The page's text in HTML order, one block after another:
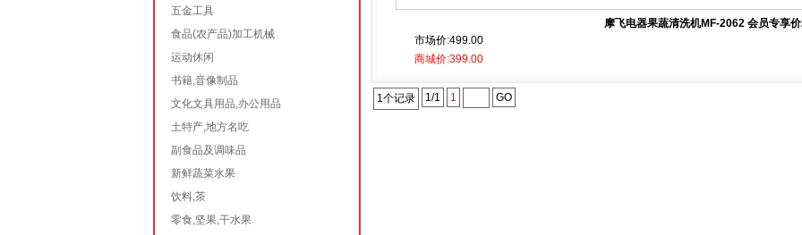
五金工具
食品(农产品)加工机械
运动休闲
书籍,音像制品
文化文具用品,办公用品
土特产,地方名吃
副食品及调味品
新鲜蔬菜水果
饮料,茶
零食,坚果,干水果
摩飞电器果蔬清洗机MF-2062 会员专享
市场价:499.00
商城价:399.00
1个记录 1/1 1 GO